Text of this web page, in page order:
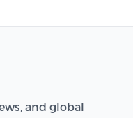
and global